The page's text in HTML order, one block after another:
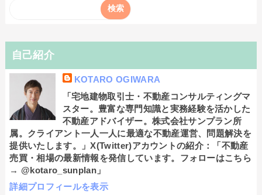
自己紹介
KOTARO OGIWARA
「宅地建物取引士・不動産コンサルティングマ
スター。豊富な専門知識と実務経験を活かした
不動産アドバイザー。株式会社サンプラン所
属。クライアント一人一人に最適な不動産運営、問題解決を
提供いたします。」X(Twitter)アカウントの紹介：「不動産
売買・相場の最新情報を発信しています。フォローはこちら
→ @kotaro_sunplan」
詳細プロフィールを表示